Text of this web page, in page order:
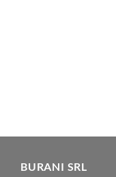
BURANI SRL